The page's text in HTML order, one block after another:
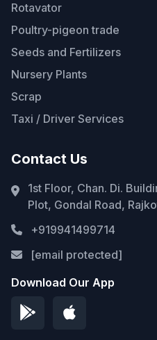
Rotavator
Poultry-pigeon trade
Seeds and Fertilizers
Nursery Plants
Scrap
Taxi / Driver Services
Contact Us
1st Floor, Chan. Di.
Plot, Gondal Road,
+919941499714
[email protected]
Download Our App